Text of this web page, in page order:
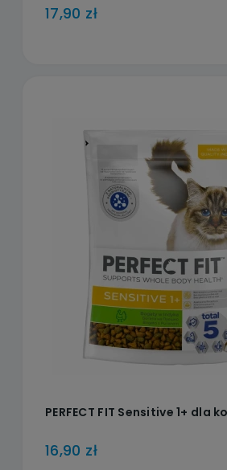
17,90 zł
PERFECT FIT Sensitive 1+ dla
16,90 zł